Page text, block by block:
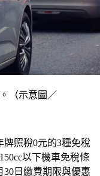
（示意圖／
牌照稅0元的3種免稅
以下機車免稅條
日繳費期限與優惠